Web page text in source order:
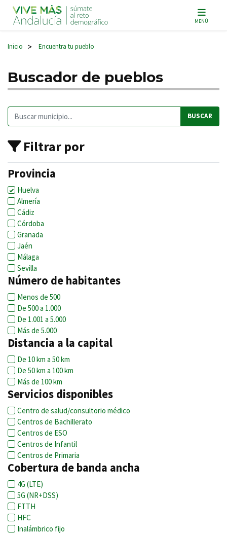
Navegación principal MENÚ
Inicio > Encuentra tu pueblo
Buscador de pueblos
Buscar:
Filtrar por
Provincia
Huelva
Almería
Cádiz
Córdoba
Granada
Jaén
Málaga
Sevilla
Número de habitantes
Menos de 500
De 500 a 1.000
De 1.001 a 5.000
Más de 5.000
Distancia a la capital
De 10 km a 50 km
De 50 km a 100 km
Más de 100 km
Servicios disponibles
Centro de salud/consultorio médico
Centros de Bachillerato
Centros de ESO
Centros de Infantil
Centros de Primaria
Cobertura de banda ancha
4G (LTE)
5G (NR+DSS)
FTTH
HFC
Inalámbrico fijo